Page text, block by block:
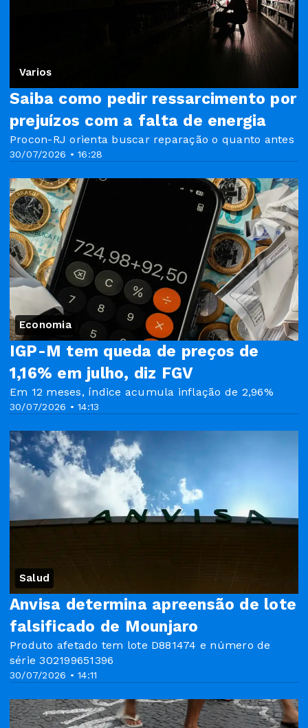
Varios
30/07/2026 • 16:28
Saiba como pedir ressarcimento por
prejuízos com a falta de energia
Procon-RJ orienta buscar reparação o quanto antes
Economia
30/07/2026 • 14:13
IGP-M tem queda de preços de
1,16% em julho, diz FGV
Em 12 meses, índice acumula inflação de 2,96%
Salud
30/07/2026 • 14:11
Anvisa determina apreensão de lote
falsificado de Mounjaro
Produto afetado tem lote D881474 e número de
série 302199651396